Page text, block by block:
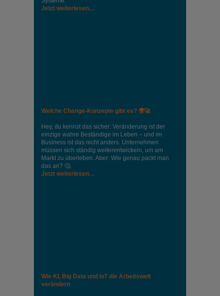
Jetzt weiterlesen…
Welche Change-Konzepte gibt es? 🌍🚀
Hey, du kennst das sicher: Veränderung ist der
einzige wahre Beständige im Leben – und im
Business ist das nicht anders. Unternehmen
müssen sich ständig weiterentwickeln, um am
Markt zu überleben. Aber: Wie genau packt man
das an? 🤔.
Jetzt weiterlesen…
Wie KI, Big Data und IoT die Arbeitswelt
verändern